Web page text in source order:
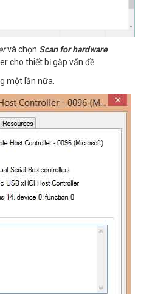
và chọn Scan for hardware
cho thiết bị gặp vấn đề.
một lần nữa.